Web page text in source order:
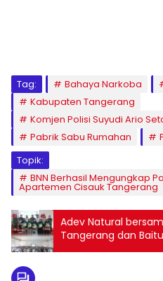
Tag: Bahaya Narkoba
Kabupaten Tangerang
Komjen Polisi Suyudi Ario
Pabrik Sabu Rumahan
Topik:
BNN Berhasil Mengungkap
Apartemen Cisauk Tangerang
Adev Natural
Tangerang dan
Zakat di Tangerang